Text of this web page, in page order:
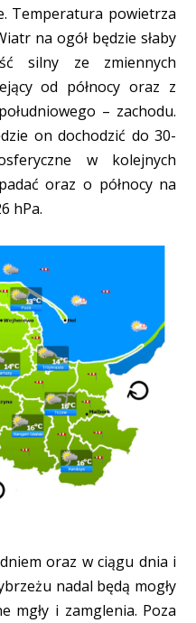
Temperatura powietrza
na ogół będzie słaby
silny ze zmiennych
od północy oraz z
– zachodu.
on dochodzić do 30-
w kolejnych
oraz o północy na
hPa.
oraz w ciągu dnia i
nadal będą mogły
mgły i zamglenia. Poza